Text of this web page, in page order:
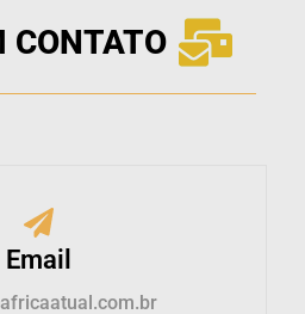
CONTATO
Email